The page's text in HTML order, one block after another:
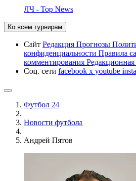
ЛЧ - Top News
Ко всем турнирам
Сайт Редакция Прогнозы
конфиденциальности Правила
комментирования
Соц. сети facebook x youtube
Футбол 24
Новости футбола
Андрей Пятов